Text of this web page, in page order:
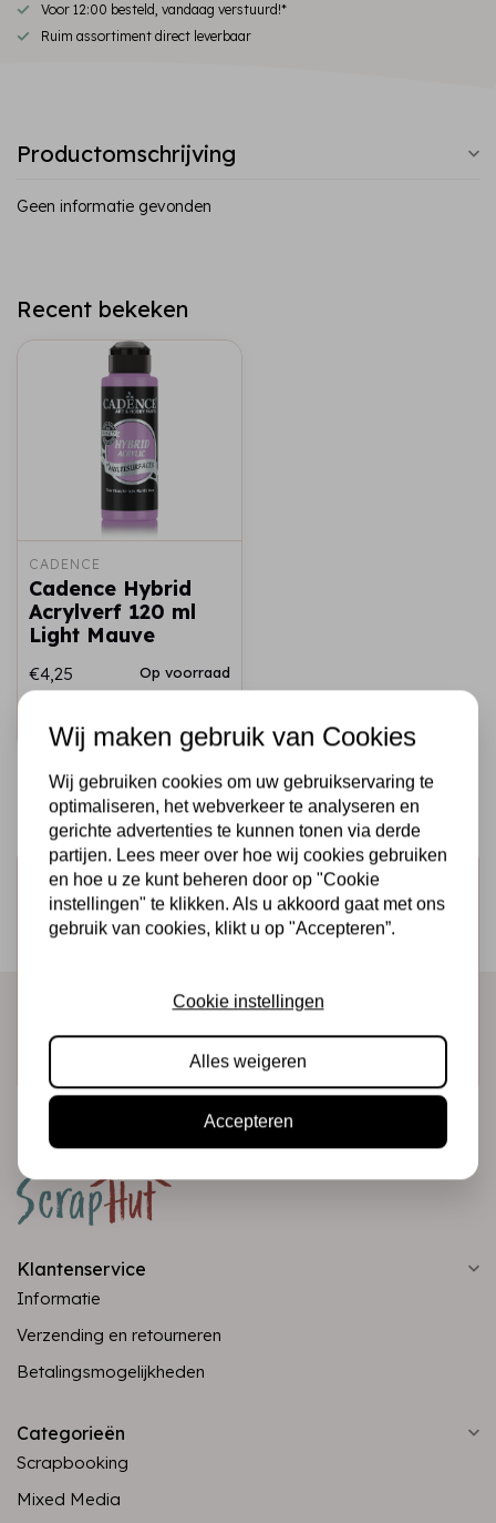
Voor 12:00 besteld, vandaag verstuurd!*
Ruim assortiment direct leverbaar
Productomschrijving
Geen informatie gevonden
Recent bekeken
CADENCE
Cadence Hybrid
Acrylverf 120 ml
Light Mauve
€4,25 Op voorraad
Schrijf je in voor de nieuwsbrief
Ontvang als eerste onze actie en nieuwe producten
Klantenservice
Informatie
Verzending en retourneren
Betalingsmogelijkheden
Categorieën
Scrapbooking
Mixed Media
Wij maken gebruik van Cookies
Wij gebruiken cookies om uw gebruikservaring te
optimaliseren, het webverkeer te analyseren en
gerichte advertenties te kunnen tonen via derde
partijen. Lees meer over hoe wij cookies gebruiken
en hoe u ze kunt beheren door op "Cookie
instellingen" te klikken. Als u akkoord gaat met ons
gebruik van cookies, klikt u op "Accepteren”.
Cookie instellingen
Alles weigeren
Accepteren